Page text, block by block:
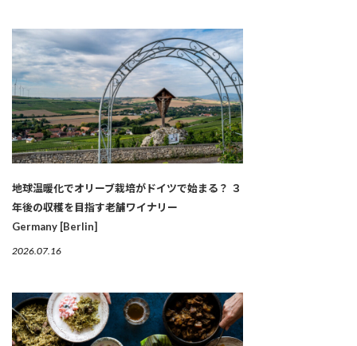
地球温暖化でオリーブ栽培がドイツで始まる？ ３
年後の収穫を目指す老舗ワイナリー
Germany [Berlin]
2026.07.16